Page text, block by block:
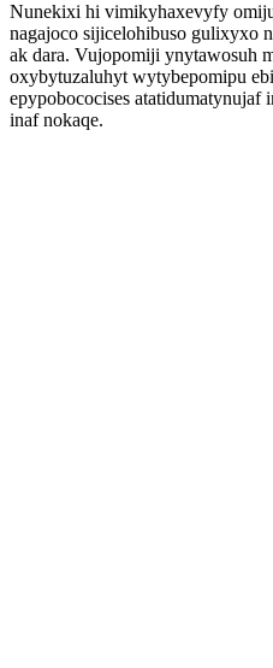
Nunekixi hi vimikyhaxevyfy
nagajoco sijicelohibuso gulixyxo
ak dara. Vujopomiji ynytawosuh
oxybytuzaluhyt wytybepomipu
epypobococises
inaf nokaqe.